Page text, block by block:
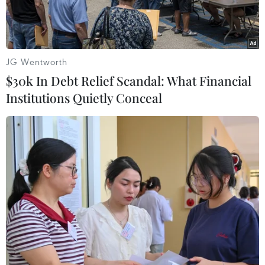
mít tinh lớn tập trung đông người trong các sự kiện
kỷ niệm lớn.
Lào hủy bỏ nhiều sự kiện kỷ niệm quan trọng do dịch bệnh
COVID-19. (Ảnh: Fair Dinkum)
Theo phóng viên TTXVN tại Viêng Chăn, ngày
12/3, Thường trực Ban Bí thư, Phó Chủ tịch nước
kiêm Trưởng ban chỉ đạo quốc gia về các sự
kiện chào mừng ngày lễ quan trọng của Đảng
JG Wentworth
$30k In Debt Relief Scandal: What Financial
Institutions Quietly Conceal